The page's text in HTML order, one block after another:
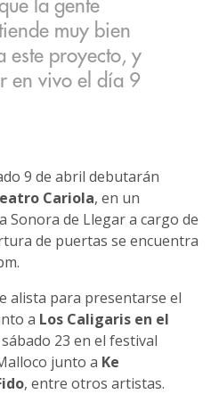
la gente
muy bien
este proyecto, y
en vivo el día 9
9 de abril debutarán
Cariola, en un
Sonora de Llegar a cargo de
de puertas se encuentra
alista para presentarse el
a Los Caligaris en el
23 en el festival
junto a Ke
, entre otros artistas.